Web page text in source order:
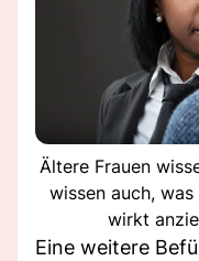
Ältere Frauen
wissen auch,
wirkt
Eine weitere